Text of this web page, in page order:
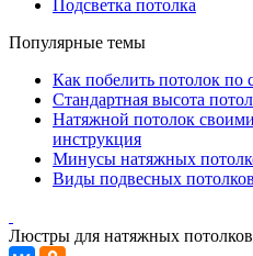
Подсветка потолка
Популярные темы
Как побелить потолок по
Стандартная высота
Натяжной потолок
инструкция
Минусы натяжных
Виды подвесных потолков
Люстры для натяжных потолков